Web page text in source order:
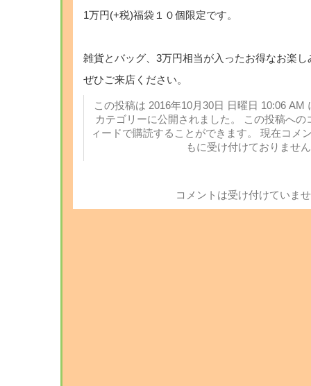
1万円(+税)福袋１０個限定です。
雑貨とバッグ、3万円相当が入ったお得なお楽し
ぜひご来店ください。
この投稿は 2016年10月30日 日曜日 10:06 AM
カテゴリーに公開されました。 この投稿へ
ィードで購読することができます。 現在コメ
もに受け付けておりませ
コメントは受け付けていま